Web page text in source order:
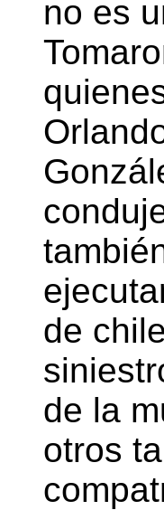
no es
de
de la
otros